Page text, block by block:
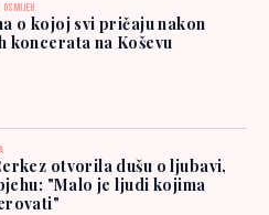
OSMIJEH
o kojoj svi pričaju nakon
koncerata na Koševu
otvorila dušu o ljubavi,
"Malo je ljudi kojima